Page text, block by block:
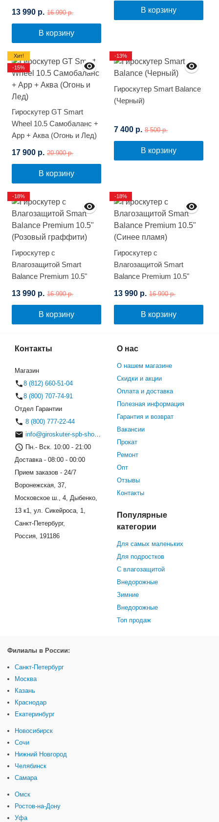
13 990 р. 16 990 р.
В корзину
В корзину
Гироскутер GT Smart
Wheel 10.5 Самобаланс +
App + Аква (Огонь и Лед)
17 900 р. 20 900 р.
В корзину
Хит!
-15%
Гироскутер Smart Balance
(Черный)
7 400 р. 8 500 р.
В корзину
-13%
Гироскутер с
Влагозащитой Smart
Balance Premium 10.5"
13 990 р. 16 990 р.
В корзину
-18%
Гироскутер с
Влагозащитой Smart
Balance Premium 10.5"
13 990 р. 16 990 р.
В корзину
-18%
Контакты
Магазин
8 (812) 660-51-04
8 (800) 707-74-91
Отдел Гарантии
8 (800) 777-22-44
info@giroskuter-spb-shop.ru
Пн.- Вск. 10:00 - 21:00
Доставка - 08:00 - 00:00
Прием заказов - 24/7
Воронежская, 37,
Московское ш., 4, Дыбенко,
13 к1, ул. Сикейроса, 1,
Санкт-Петербург,
Россия, 191186
О нас
О нашем магазине
Скидки и акции
Оплата и доставка
Полезная информация
Гарантия и возврат
Вакансии
Прокат
Ремонт
Опт
Отзывы
Контакты
Популярные
категории
Для самых маленьких
Для подростков
С влагозащитой
Внедорожные
Зимние
Внедорожные
Топ продаж
Филиалы в России:
Санкт-Петербург
Москва
Казань
Краснодар
Екатеринбург
Новосибирск
Сочи
Нижний Новгород
Челябинск
Самара
Омск
Ростов-на-Дону
Уфа